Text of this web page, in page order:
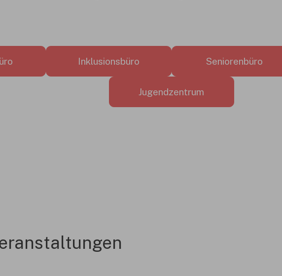
Inklusionsbüro Seniorenbüro
Jugendzentrum